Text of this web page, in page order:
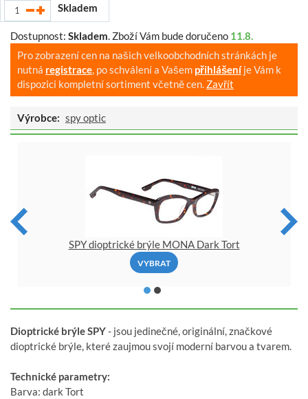
Skladem
Dostupnost: Skladem. Zboží Vám bude doručeno 11.8.
Pro zobrazení cen na našich velkoobchodních stránkách je
nutná registrace, po schválení a Vašem přihlášeníje Vám k
dispozici kompletní sortiment včetně cen. Zavřít
Výrobce: spy optic
SPY dioptrické brýle MONA Dark Tort
VYBRAT
Dioptrické brýle SPY- jsou jedinečné, originální, značkové
dioptrické brýle, které zaujmou svojí moderní barvou a tvarem.
Technické parametry:
Barva: dark Tort